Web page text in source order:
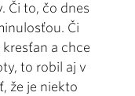
Či to, čo dnes
Či
a chce
to robil aj v
že je niekto